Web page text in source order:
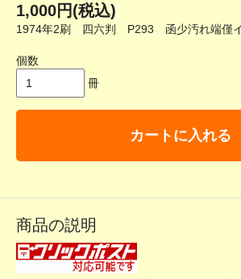
1,000円(税込)
1974年2刷 四六判 P293 函少汚れ端僅
個数
冊
カートに入れる
商品の説明